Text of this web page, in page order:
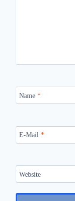
Name *
E-Mail *
Website